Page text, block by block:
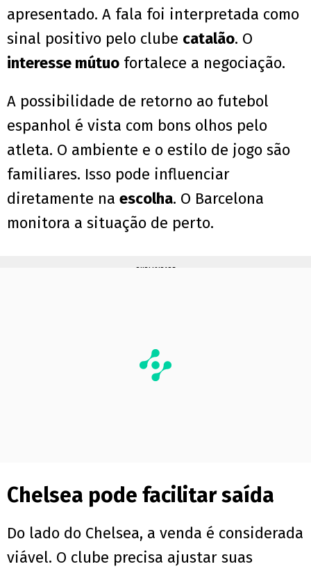
apresentado. A fala foi interpretada como
sinal positivo pelo clube catalão. O
interesse mútuo fortalece a negociação.
A possibilidade de retorno ao futebol
espanhol é vista com bons olhos pelo
atleta. O ambiente e o estilo de jogo são
familiares. Isso pode influenciar
diretamente na escolha. O Barcelona
monitora a situação de perto.
PUBLICIDADE
Chelsea pode facilitar saída
Do lado do Chelsea, a venda é considerada
viável. O clube precisa ajustar suas